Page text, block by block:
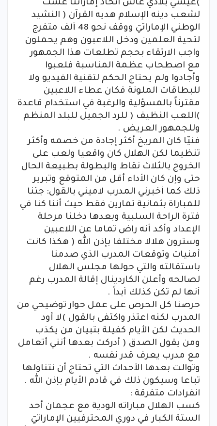
)عيشي بلادي عاش اتحاد إماراتنا عشت
لشعب دينه الإسلام هديه القرآن ( النشيد
الوطني الإماراتيّ ووقف نحو 48 ألف متفرج
لتحية العلمين ودخل اللاعبون وهم يحملون
واجب الارتقاء بحجم تطلعات هذا الجمهور
مع اصطحاب عظمة المناسبة فلعبوا
وأجادوا ولم يحتاج الحكم لتقنية الفيديو ولا
للبطاقات الملونة فكان عطاء اللاعبين
مقترناً بالمسؤلية والرغبة في استخدام قاعدة
)اللعب النظيف ( للرد الجميل للبلد المنظم
وللجمهور العريض .
فنيّا كان المريخ أكثر إجادة من خصمه وأكثر
تنظيما لكن الهلال كان واقعيا ولعب على
الخروج بالثلاث نقاط والبطولة بطبيعة الحال
حتى وإن كان الأداء أقل من المتوقع وتبرير
ذلك كما أخبرني المدرب لاميني بالقول: جئنا
للمباراة بثمانية تمارين فقط حيث أننا كنا في
فترة الراحة السلبية وبعدها دخلنا مرحلة
الإعداد وأكد أنه راض تماما عن اللاعبين
وسترون هلالا مختلفا بإذن الله ( هكذا كانت
أمنيات وتوقعات المدرب الذي صدمنا
باستقالته والتي حولها مجلس الهلال
لصالحه وأعلن الكاردينال إقالة المدرب رغم
أنها لم تكن كذلك أبداً .
حرصنا كل الحرص على عمل حوار توضيحي من
المدرب لكنه اعتذر واكتفى بالقول )لا أود
الحديث لكن الأيام كفيلة بتبيان من يكذب
ومن يقول الصدق ( أدركت بعدها أنني أتعامل
مع مدرب يعرف قدر نفسه .
وتوالت بعدها الأحداث التي تحتاج أن نتناولها
تباعا وسيكون ذلك في قادم الأيام بإذن الله .
انفرادات متفرقة :
كسب الهلال مباراته الودية مع عجمان أحد
الستة الكبار في دوري المحترفيين الإماراتيّ